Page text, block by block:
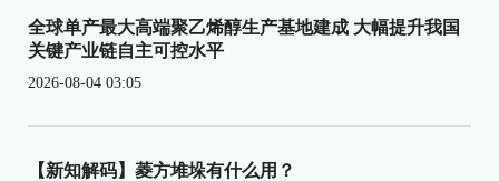
全球单产最大高端聚乙烯醇生产基地建成 大幅提升我国
关键产业链自主可控水平
2026-08-04 03:05
【新知解码】菱方堆垛有什么用？